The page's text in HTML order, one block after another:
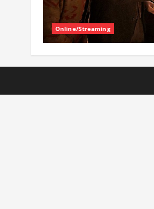
Online/Streaming